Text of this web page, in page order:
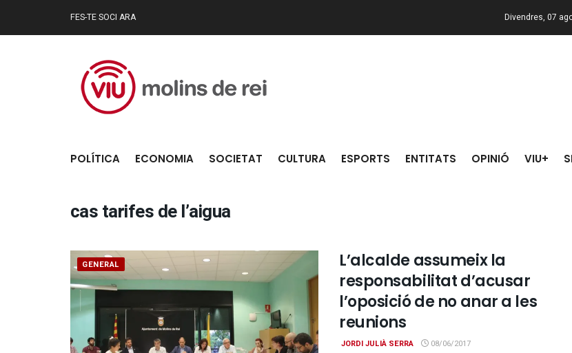
FES-TE SOCI ARA Divendres, 07
POLÍTICA ECONOMIA SOCIETAT CULTURA ESPORTS ENTITATS OPINIÓ VIU+
cas tarifes de l’aigua
GENERAL
L’alcalde assumeix la
responsabilitat d’acusar
l’oposició de no anar a les
reunions
JORDI JULIÀ SERRA 08/06/2017